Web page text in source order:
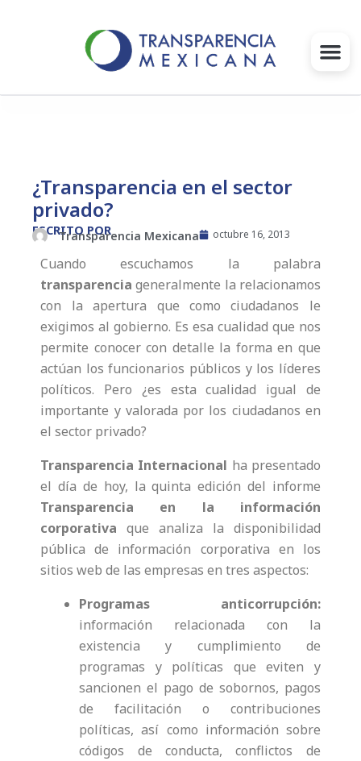
Intervenciones
Blog
Infórmate
¿Transparencia en el sector
privado?
ESCRITO POR
Transparencia Mexicana octubre 16, 2013
Cuando escuchamos la palabra
transparencia generalmente la relacionamos
con la apertura que como ciudadanos le
exigimos al gobierno. Es esa cualidad que nos
permite conocer con detalle la forma en que
actúan los funcionarios públicos y los líderes
políticos. Pero ¿es esta cualidad igual de
importante y valorada por los ciudadanos en
el sector privado?
Transparencia Internacional ha presentado
el día de hoy, la quinta edición del informe
Transparencia en la información
corporativa que analiza la disponibilidad
pública de información corporativa en los
sitios web de las empresas en tres aspectos:
Programas anticorrupción:
información relacionada con la
existencia y cumplimiento de
programas y políticas que eviten y
sancionen el pago de sobornos, pagos
de facilitación o contribuciones
políticas, así como información sobre
códigos de conducta, conflictos de